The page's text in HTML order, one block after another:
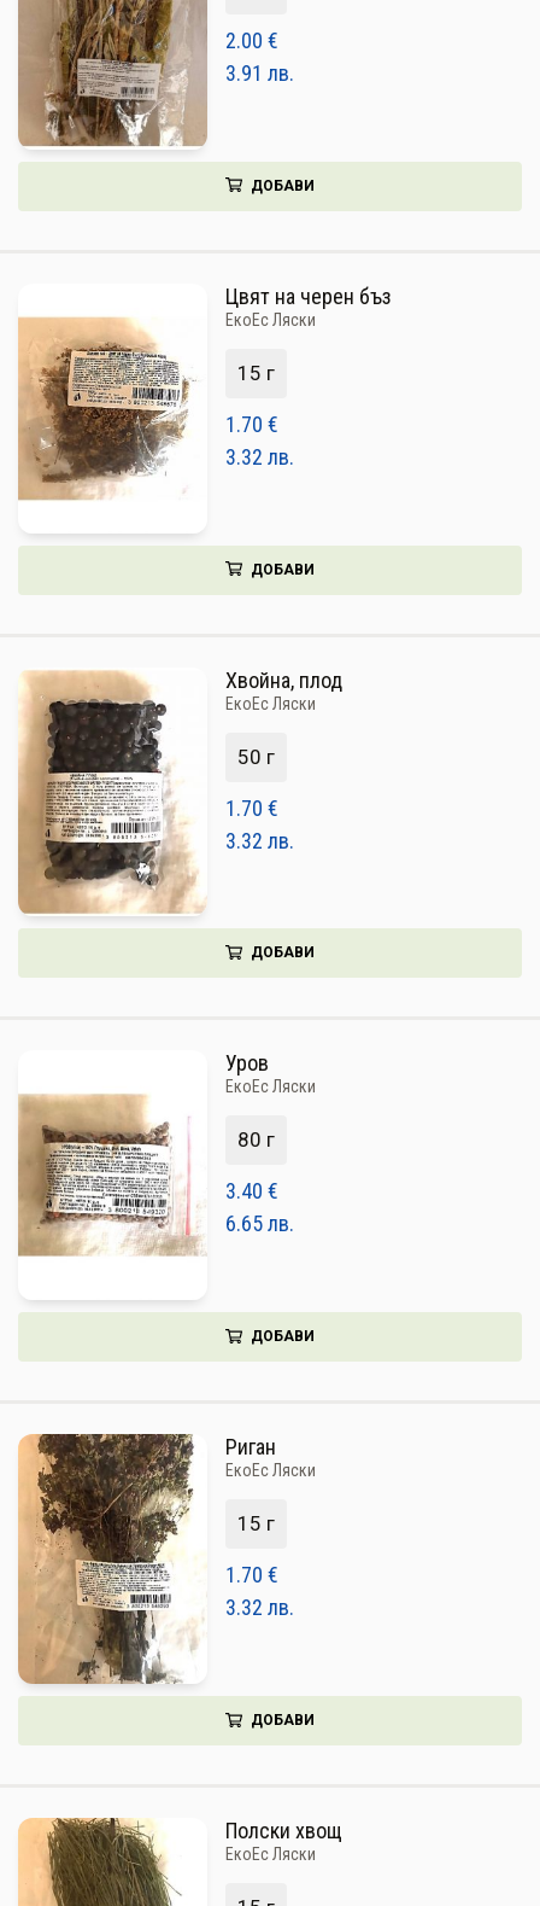
2.00 €
3.91 лв.
ДОБАВИ
Цвят на черен бъз
ЕкоЕс Ляски
15 г
1.70 €
3.32 лв.
ДОБАВИ
Хвойна, плод
ЕкоЕс Ляски
50 г
1.70 €
3.32 лв.
ДОБАВИ
Уров
ЕкоЕс Ляски
80 г
3.40 €
6.65 лв.
ДОБАВИ
Риган
ЕкоЕс Ляски
15 г
1.70 €
3.32 лв.
ДОБАВИ
Полски хвощ
ЕкоЕс Ляски